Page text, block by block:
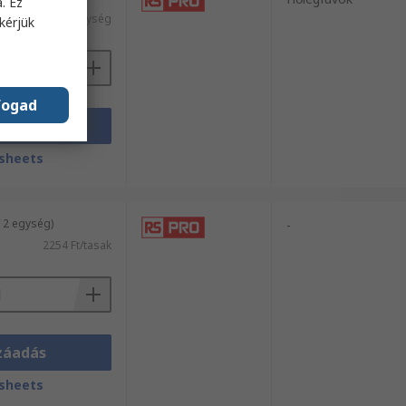
39 728 Ft/egység
egység)
2254 Ft/tasak
-